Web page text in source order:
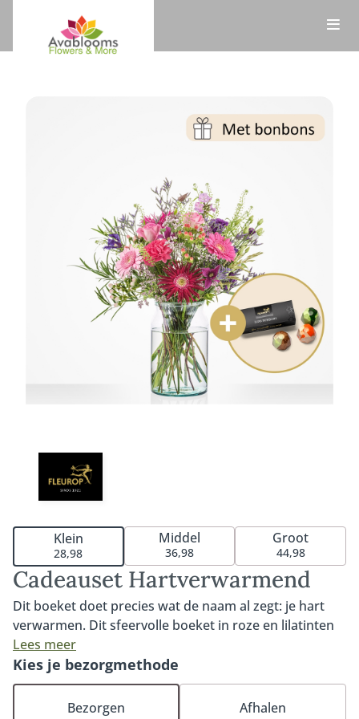
Cadeauset Hartverwarmend
Dit boeket doet precies wat de naam al zegt: je hart
verwarmen. Dit sfeervolle boeket in roze en lilatinten
kenmerkt zich door de opvallende gerbera, kleurrijke
roos en prachtige anjer. Een boeket dat zeker in de
smaak zal vallen dankzij de warme tinten en het
compacte formaat. Het boeket Hartverwarmend
Lees meer
Klein
28,98
Middel
36,98
Groot
44,98
Kies je bezorgmethode
Bezorgen Afhalen